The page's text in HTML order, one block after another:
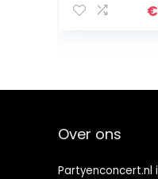
voor
€
Over ons
Partyenconcert.nl